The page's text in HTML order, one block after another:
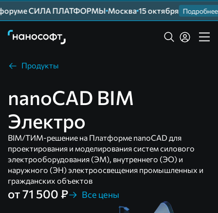
СИЛА ПЛАТФОРМЫ Москва 15 октября Подробнее
Продукты
nanoCAD BIM
Электро
BIM/ТИМ-решение на Платформе nanoCAD для
проектирования и моделирования систем силового
электрооборудования (ЭМ), внутреннего (ЭО) и
наружного (ЭН) электроосвещения промышленных и
гражданских объектов
от 71 500 ₽ Все цены